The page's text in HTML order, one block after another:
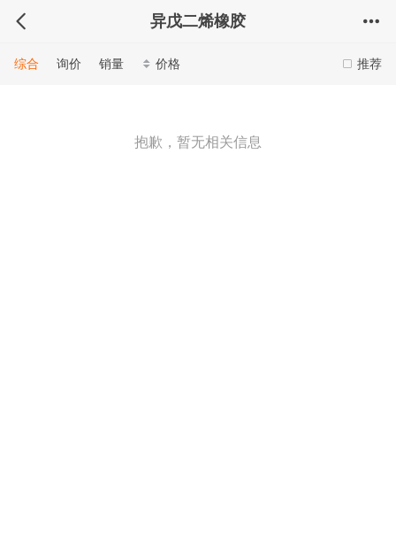
异戊二烯橡胶
推荐
综合 询价 销量 价格
抱歉，暂无相关信息